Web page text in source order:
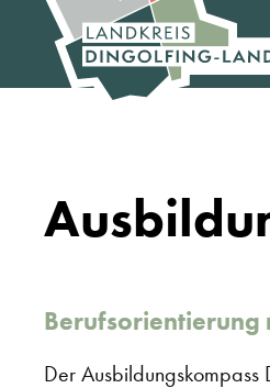
Der Ausbildungskompass